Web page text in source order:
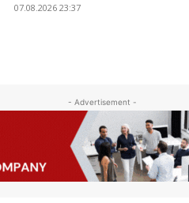
07.08.2026 23:37
- Advertisement -